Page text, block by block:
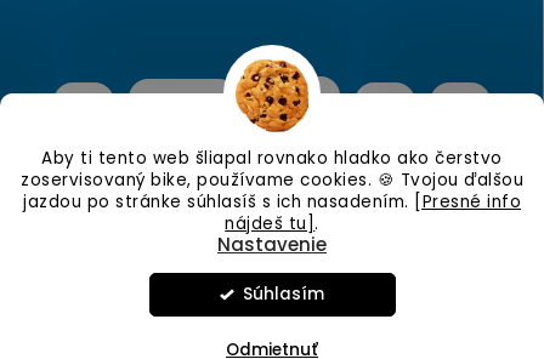
Aby ti tento web šliapal rovnako hladko ako čerstvo
zoservisovaný bike, používame cookies. 🍪 Tvojou ďalšou
jazdou po stránke súhlasíš s ich nasadením. [Presné info
nájdeš tu].
Nastavenie
Odmietnuť
Súhlasím
Vytvoril Shoptet
nastavenie cookies